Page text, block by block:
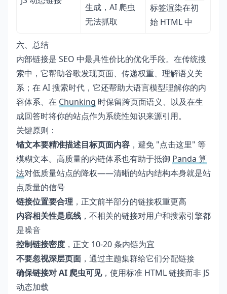
生成，AI 爬虫
无法抓取
标签渲染在初
始 HTML 中
六、总结
内部链接是 SEO 中最具性价比的优化手段。在传统搜
索中，它帮助谷歌发现页面、传递权重、理解语义关
系；在 AI 搜索时代，它还帮助大语言模型理解你的内
容体系、在 Chunking 时保留跨页面语义、以及在生
成回答时将你的站点作为系统性知识来源引用。
关键原则：
锚文本要精准描述目标页面内容 ，避免 "点击这里" 等
模糊文本。高质量的内链体系也有助于抵御 Panda 算
法对低质量站点的降权——清晰的站内结构本身就是站
点质量的信号
链接位置要合理 ，正文前半部分的链接权重更高
内容相关性是底线 ，不相关的链接对用户和搜索引擎都
是噪音
控制链接密度 ，正文 10-20 条内链为宜
不要忽视深层页面 ，通过主题集群给它们分配链接
确保链接对 AI 爬虫可见，使用标准 HTML 链接而非 JS
动态加载